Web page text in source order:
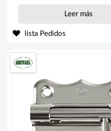
Leer más
lista Pedidos